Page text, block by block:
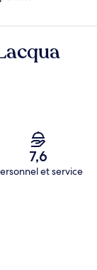
7,6
et service